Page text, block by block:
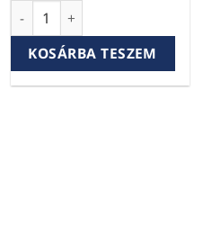
szigetelő kőzetgyapot
Rockwool Steprock ND
KOSÁRBA TESZEM